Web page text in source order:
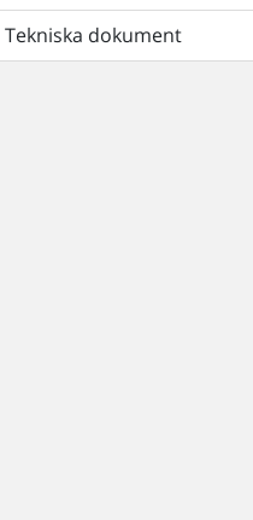
Tekniska dokument